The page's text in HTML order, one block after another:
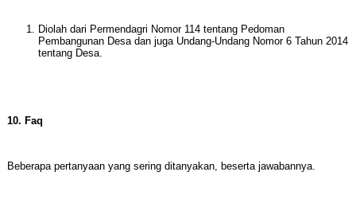
Diolah dari Permendagri Nomor 114 tentang Pedoman
Pembangunan Desa dan juga Undang-Undang Nomor 6 Tahun 2014
tentang Desa.
10. Faq
Beberapa pertanyaan yang sering ditanyakan, beserta jawabannya.